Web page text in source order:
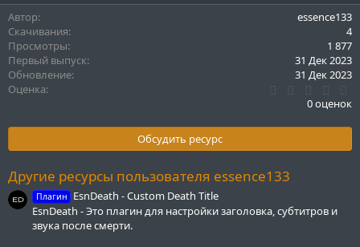
Автор
essence133
Скачивания
4
Просмотры
1 877
Первый выпуск
31 Дек 2023
Обновление
31 Дек 2023
Оценка
0
0
в
0 оценок
Обсудить ресурс
Другие ресурсы пользователя essence133
Плагин
EsnDeath - Custom Death Title
EsnDeath - Это плагин для настройки заголовка, субтитров и
звука после смерти.